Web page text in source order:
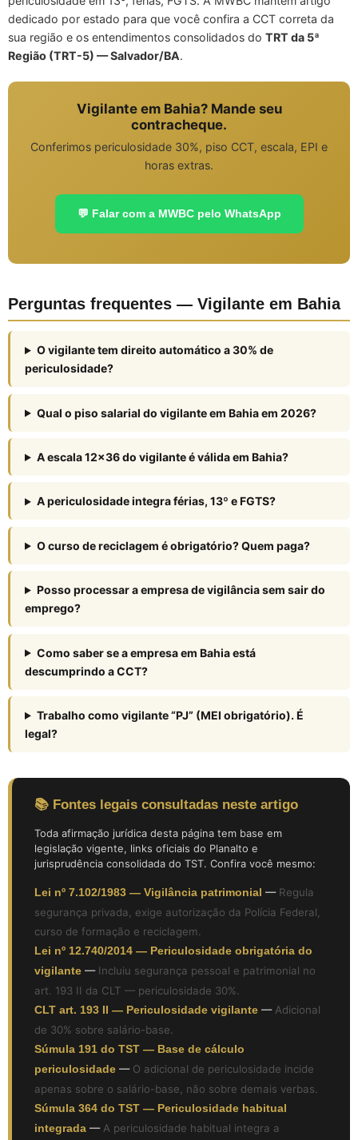
dedicado por estado para que você confira a CCT correta da
sua região e os entendimentos consolidados do TRT da 5ª
Região (TRT-5) — Salvador/BA.
Vigilante em Bahia? Mande seu
contracheque.
Conferimos periculosidade 30%, piso CCT, escala, EPI e
horas extras.
💬 Falar com a MWBC pelo WhatsApp
Perguntas frequentes — Vigilante em Bahia
O vigilante tem direito automático a 30% de
periculosidade?
Qual o piso salarial do vigilante em Bahia em 2026?
A escala 12×36 do vigilante é válida em Bahia?
A periculosidade integra férias, 13º e FGTS?
O curso de reciclagem é obrigatório? Quem paga?
Posso processar a empresa de vigilância sem sair do
emprego?
Como saber se a empresa em Bahia está
descumprindo a CCT?
Trabalho como vigilante “PJ” (MEI obrigatório). É
legal?
📚 Fontes legais consultadas neste artigo
Toda afirmação jurídica desta página tem base em
legislação vigente, links oficiais do Planalto e
jurisprudência consolidada do TST. Confira você mesmo:
Lei nº 7.102/1983 — Vigilância patrimonial — Regula
segurança privada, exige autorização da Polícia Federal,
curso de formação e reciclagem.
Lei nº 12.740/2014 — Periculosidade obrigatória do
vigilante — Incluiu segurança pessoal e patrimonial no
art. 193 II da CLT — periculosidade 30%.
CLT art. 193 II — Periculosidade vigilante — Adicional
de 30% sobre salário-base.
Súmula 191 do TST — Base de cálculo
periculosidade — O adicional de periculosidade incide
apenas sobre o salário-base, não sobre demais verbas.
Súmula 364 do TST — Periculosidade habitual
integrada — A periculosidade habitual integra a